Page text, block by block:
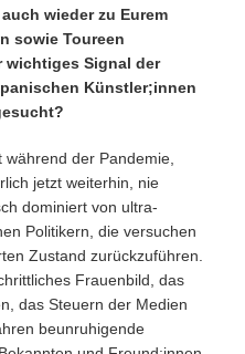
wieder zu Eurem
sowie Toureen
wichtiges Signal der
Künstler;innen
der Pandemie,
jetzt weiterhin, nie
dominiert von ultra-
Politikern, die versuchen
Zustand zurückzuführen.
Frauenbild, das
das Steuern der Medien
beunruhigende